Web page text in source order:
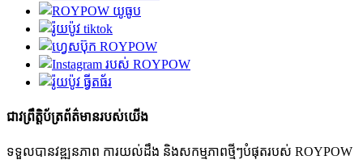
ជាវព្រឹត្តិប័ត្រព័ត៌មានរបស់យើង
ទទួលបានវឌ្ឍនភាព ការយល់ដឹង និងសកម្មភាពថ្មីៗបំផុតរបស់ ROYPOW